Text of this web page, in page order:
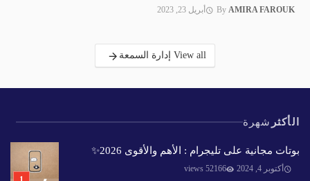
By AMIRA FAROUK أبريل 23, 2023
View all إدارة السمعة
الأكثر شهرة
بوتات مجانية على تليجرام : الأهم والأقوى 2026✨️
أكتوبر 4, 2024 52166 views